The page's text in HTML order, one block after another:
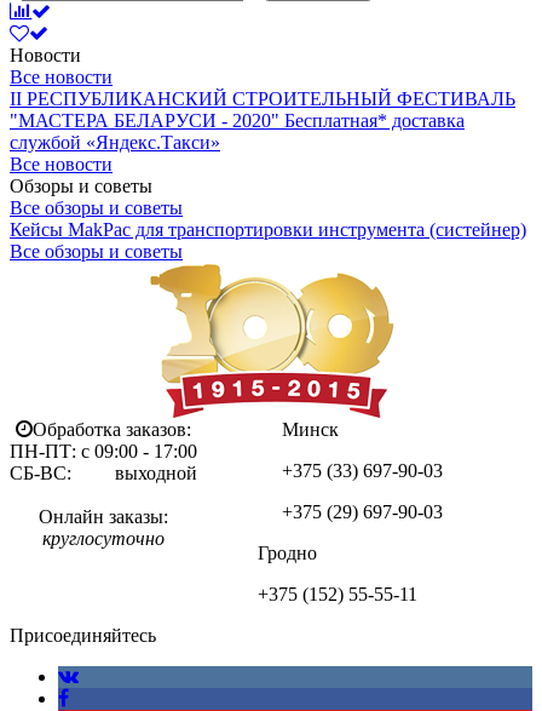
Новости
Все новости
II РЕСПУБЛИКАНСКИЙ СТРОИТЕЛЬНЫЙ ФЕСТИВАЛЬ
"МАСТЕРА БЕЛАРУСИ - 2020" Бесплатная* доставка
службой «Яндекс.Такси»
Все новости
Обзоры и советы
Все обзоры и советы
Кейсы MakPac для транспортировки инструмента (систейнер)
Все обзоры и советы
Обработка заказов:
ПН-ПТ: с 09:00 - 17:00
СБ-ВС: выходной
Онлайн заказы:
круглосуточно
Минск
+375 (33) 697-90-03
+375 (29) 697-90-03
Гродно
+375 (152) 55-55-11
Присоединяйтесь